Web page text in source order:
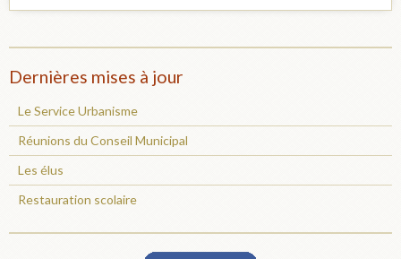
Dernières mises à jour
Le Service Urbanisme
Réunions du Conseil Municipal
Les élus
Restauration scolaire